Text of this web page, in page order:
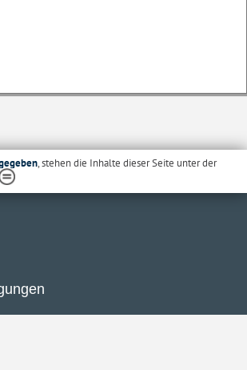
, stehen die Inhalte dieser Seite unter der